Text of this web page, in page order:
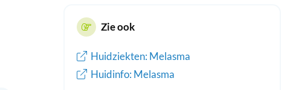
Zie ook
Huidziekten: Melasma
Huidinfo: Melasma